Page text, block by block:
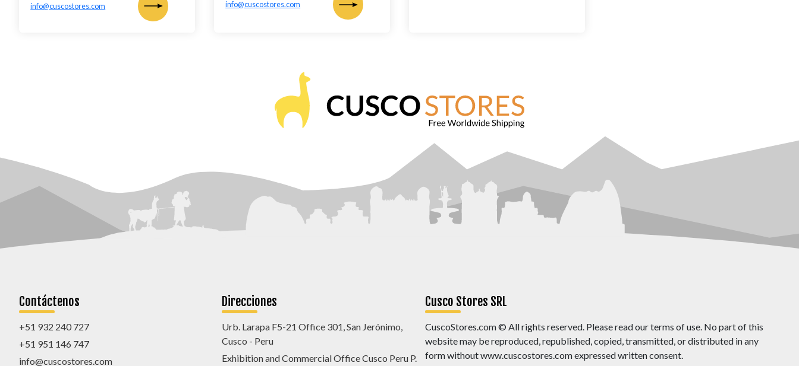
info@cuscostores.com
info@cuscostores.com
Contáctenos
+51 932 240 727
+51 951 146 747
info@cuscostores.com
Direcciones
Urb. Larapa F5-21 Office 301, San Jerónimo,
Cusco - Peru
Exhibition and Commercial Office Cusco Peru P.
Cusco Stores SRL
CuscoStores.com © All rights reserved. Please read our terms of use. No part of this
website may be reproduced, republished, copied, transmitted, or distributed in any
form without www.cuscostores.com expressed written consent.